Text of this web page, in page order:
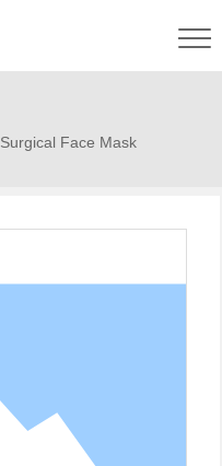
Surgical Face Mask